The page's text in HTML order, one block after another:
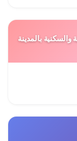
بالمدينة